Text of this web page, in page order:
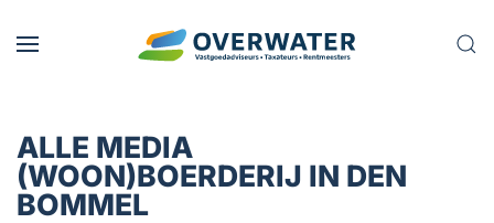
Skip to main content
ALLE MEDIA
(WOON)BOERDERIJ IN DEN
BOMMEL